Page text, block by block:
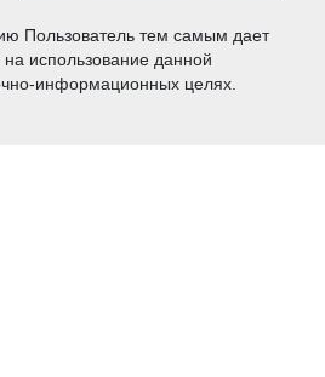
Пользователь тем самым дает
использование данной
информационных целях.